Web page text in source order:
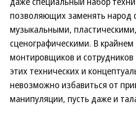
позволяющих заменять
музыкальными, пластическими,
сценографическими. В крайнем
монтировщиков и
этих технических и
невозможно избавиться от
манипуляции, пусть даже и